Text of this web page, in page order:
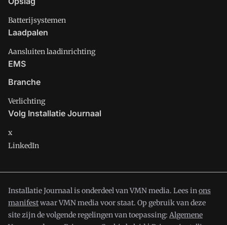
Batterijsystemen
Laadpalen
Aansluiten laadinrichting
EMS
Branche
Verlichting
Volg Installatie Journaal
x
LinkedIn
Installatie Journaal is onderdeel van VMN media. Lees inons
manifestwaar VMN media voor staat. Op gebruik van deze
site zijn de volgende regelingen van toepassing: Algemene